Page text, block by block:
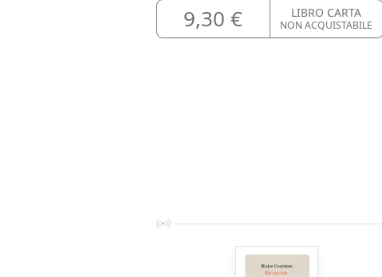
9,30 € LIBRO CARTA
NON ACQUISTABILE